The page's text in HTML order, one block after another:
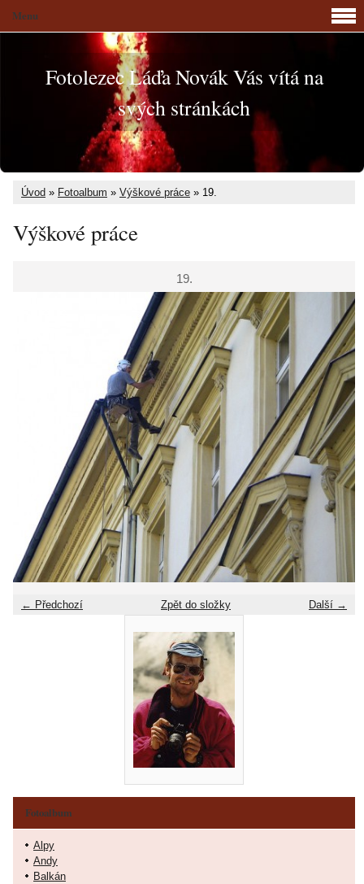
Fotolezec Láďa Novák Vás vítá na
svých stránkách
Úvod » Fotoalbum » Výškové práce » 19.
Výškové práce
19.
← Předchozí Další →
Zpět do složky
Menu
Fotoalbum
Alpy
Andy
Balkán